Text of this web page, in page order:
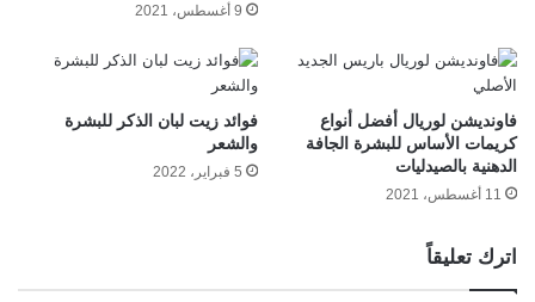
9 أغسطس، 2021
فاونديشن لوريال أفضل أنواع
كريمات الأساس للبشرة الجافة
الدهنية بالصيدليات
11 أغسطس، 2021
فوائد زيت لبان الذكر للبشرة
والشعر
5 فبراير، 2022
اترك تعليقاً